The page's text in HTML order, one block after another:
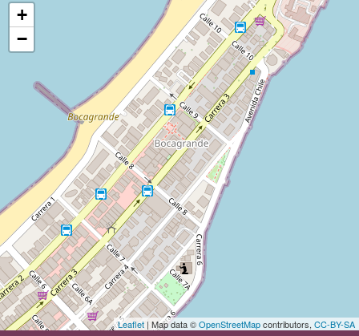
+
−
Leaflet | Map data ©OpenStreetMapcontributors, CC-BY-SA